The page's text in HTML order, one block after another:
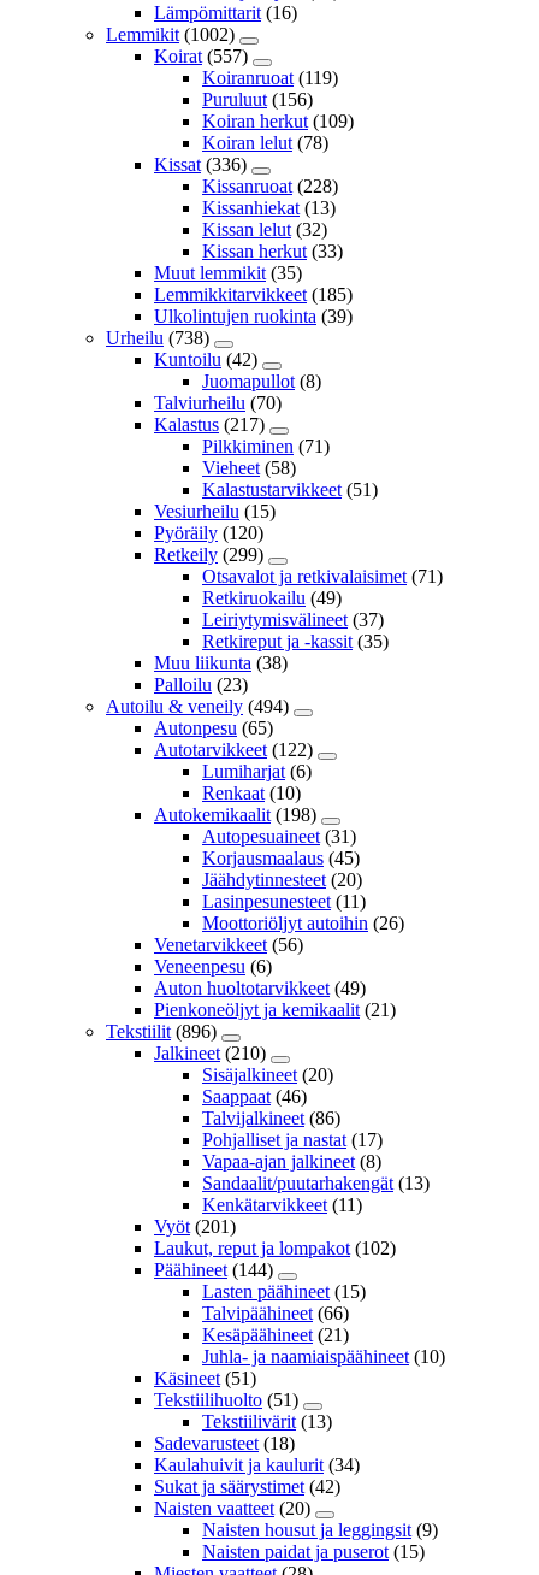
Lämpömittarit (16)
Lemmikit (1002)
Koirat (557)
Koiranruoat (119)
Puruluut (156)
Koiran herkut (109)
Koiran lelut (78)
Kissat (336)
Kissanruoat (228)
Kissanhiekat (13)
Kissan lelut (32)
Kissan herkut (33)
Muut lemmikit (35)
Lemmikkitarvikkeet (185)
Ulkolintujen ruokinta (39)
Urheilu (738)
Kuntoilu (42)
Juomapullot (8)
Talviurheilu (70)
Kalastus (217)
Pilkkiminen (71)
Vieheet (58)
Kalastustarvikkeet (51)
Vesiurheilu (15)
Pyöräily (120)
Retkeily (299)
Otsavalot ja retkivalaisimet (71)
Retkiruokailu (49)
Leiriytymisvälineet (37)
Retkireput ja -kassit (35)
Muu liikunta (38)
Palloilu (23)
Autoilu & veneily (494)
Autonpesu (65)
Autotarvikkeet (122)
Lumiharjat (6)
Renkaat (10)
Autokemikaalit (198)
Autopesuaineet (31)
Korjausmaalaus (45)
Jäähdytinnesteet (20)
Lasinpesunesteet (11)
Moottoriöljyt autoihin (26)
Venetarvikkeet (56)
Veneenpesu (6)
Auton huoltotarvikkeet (49)
Pienkoneöljyt ja kemikaalit (21)
Tekstiilit (896)
Jalkineet (210)
Sisäjalkineet (20)
Saappaat (46)
Talvijalkineet (86)
Pohjalliset ja nastat (17)
Vapaa-ajan jalkineet (8)
Sandaalit/puutarhakengät (13)
Kenkätarvikkeet (11)
Vyöt (201)
Laukut, reput ja lompakot (102)
Päähineet (144)
Lasten päähineet (15)
Talvipäähineet (66)
Kesäpäähineet (21)
Juhla- ja naamiaispäähineet (10)
Käsineet (51)
Tekstiilihuolto (51)
Tekstiilivärit (13)
Sadevarusteet (18)
Kaulahuivit ja kaulurit (34)
Sukat ja säärystimet (42)
Naisten vaatteet (20)
Naisten housut ja leggingsit (9)
Naisten paidat ja puserot (15)